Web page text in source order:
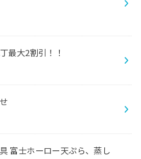
最大2割引！！
富士ホーロー天ぷら、蒸し